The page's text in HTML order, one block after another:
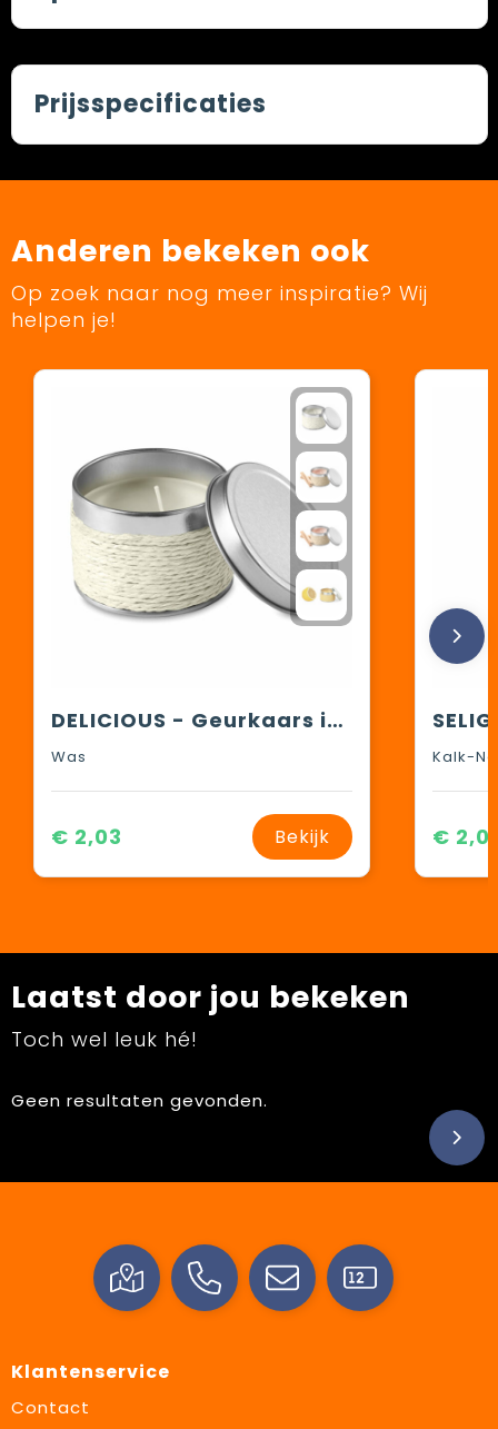
Prijsspecificaties
Anderen bekeken ook
Op zoek naar nog meer inspiratie? Wij
helpen je!
DELICIOUS - Geurkaars in blikje
Was
€ 2,03 Bekijk
Kalk-
€
Laatst door jou bekeken
Toch wel leuk hé!
Geen resultaten gevonden.
Klantenservice
Contact